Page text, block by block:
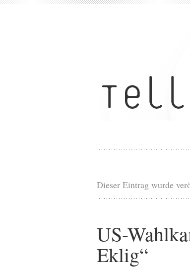
Dieser Eintrag wurde
US-
Eklig“